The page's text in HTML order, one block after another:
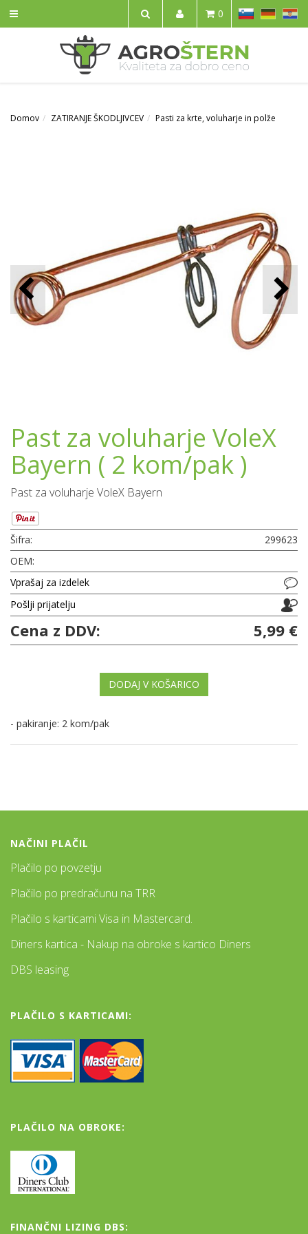
IŠČI
SL HR
0
Domov ZATIRANJE ŠKODLJIVCEV Pasti za krte, voluharje in polže
Past za voluharje VoleX
Bayern ( 2 kom/pak )
Past za voluharje VoleX Bayern
Šifra:
299623
OEM:
Vprašaj za izdelek
Pošlji prijatelju
Cena z DDV: 5,99 €
DODAJ V KOŠARICO
- pakiranje: 2 kom/pak
NAČINI PLAČIL
Plačilo po povzetju
Plačilo po predračunu na TRR
Plačilo s karticami Visa in Mastercard.
Diners kartica - Nakup na obroke s kartico Diners
DBS leasing
PLAČILO S KARTICAMI:
PLAČILO NA OBROKE:
FINANČNI LIZING DBS: